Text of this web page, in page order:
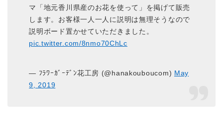
マ「地元香川県産のお花を使って」を掲げて販売
します。お客様一人一人に説明は無理そうなので
説明ボード置かせていただきました。
pic.twitter.com/8nmo70ChLc
— ﾌﾗﾜｰｶﾞｰﾃﾞﾝ花工房 (@hanakouboucom) May
9, 2019